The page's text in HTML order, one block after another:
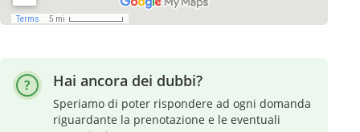
Hai ancora dei dubbi?
Speriamo di poter rispondere ad ogni domanda
riguardante la prenotazione e le eventuali